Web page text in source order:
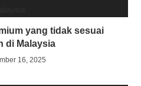
yang tidak sesuai
di Malaysia
16, 2025